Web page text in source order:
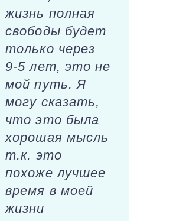
жизнь полная
свободы будет
только через
9-5 лет, это не
мой путь. Я
могу сказать,
что это была
хорошая мысль
т.к. это
похоже лучшее
время в моей
жизни